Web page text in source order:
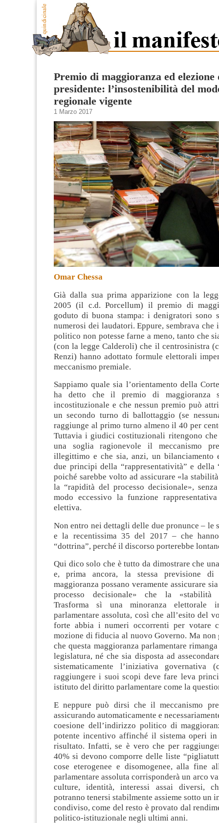
Premio di maggioranza ed
presidente: l’insostenibilità del
regionale vigente
1 Marzo 2017
Omar Chessa
Già dalla sua prima apparizione con la
2005 (il c.d. Porcellum) il premio di
goduto di buona stampa: i denigratori sono
numerosi dei laudatori. Eppure, sembrava che
politico non potesse farne a meno, tanto che
(con la legge Calderoli) che il centrosinistra
Renzi) hanno adottato formule elettorali
meccanismo premiale.
Sappiamo quale sia l’orientamento della
ha detto che il premio di maggioranza
incostituzionale e che nessun premio può
un secondo turno di ballottaggio (se
raggiunge al primo turno almeno il 40 per
Tuttavia i giudici costituzionali ritengono
una soglia ragionevole il meccanismo
illegittimo e che sia, anzi, un bilanciamento
due principi della “rappresentatività” e della
poiché sarebbe volto ad assicurare «la
la “rapidità del processo decisionale»,
modo eccessivo la funzione rappresentativa
elettiva.
Non entro nei dettagli delle due pronunce – le
e la recentissima 35 del 2017 – che
“dottrina”, perché il discorso porterebbe
Qui dico solo che è tutto da dimostrare che
e, prima ancora, la stessa previsione
maggioranza possano veramente assicurare
processo decisionale» che la «stabilità
Trasforma sì una minoranza elettorale
parlamentare assoluta, così che all’esito del
forte abbia i numeri occorrenti per votare
mozione di fiducia al nuovo Governo. Ma non
che questa maggioranza parlamentare
legislatura, né che sia disposta ad
sistematicamente l’iniziativa governativa
raggiungere i suoi scopi deve fare leva
istituto del diritto parlamentare come la
E neppure può dirsi che il meccanismo
assicurando automaticamente e
coesione dell’indirizzo politico di
potente incentivo affinché il sistema operi
risultato. Infatti, se è vero che per
40% si devono comporre delle liste
cose eterogenee e disomogenee, alla fine
parlamentare assoluta corrisponderà un arco
culture, identità, interessi assai diversi,
potranno tenersi stabilmente assieme sotto un
condiviso, come del resto è provato dal
politico-istituzionale negli ultimi anni.